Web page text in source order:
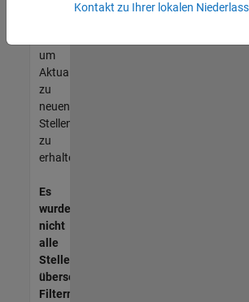
unseres
um
Aktualisierungen
zu
neuen
Stellenangeboten
zu
erhalten.
Es
wurden
nicht
alle
Stellen
übersetzt.
Filtern
Kontakt zu Ihrer lokalen